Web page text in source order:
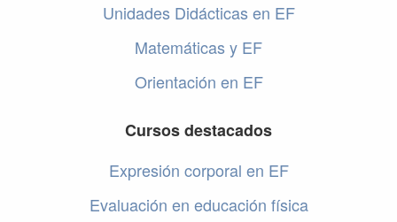
Unidades Didácticas en EF
Matemáticas y EF
Orientación en EF
Cursos destacados
Expresión corporal en EF
Evaluación en educación física